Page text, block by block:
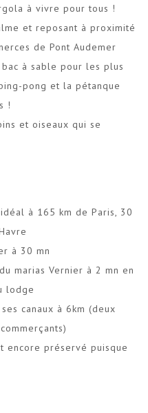
à vivre pour tous !
et reposant à proximité
de Pont Audemer
à sable pour les plus
pong et la pétanque
!
et oiseaux qui se
à 165 km de Paris, 30
à 30 mn
marias Vernier à 2 mn en
lodge
canaux à 6km (deux
encore préservé puisque